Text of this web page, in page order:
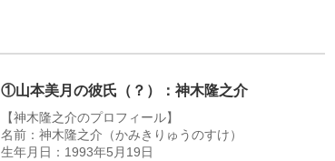
①山本美月の彼氏（？）：神木隆之介
【神木隆之介のプロフィール】
名前：神木隆之介（かみきりゅうのすけ）
生年月日：1993年5月19日